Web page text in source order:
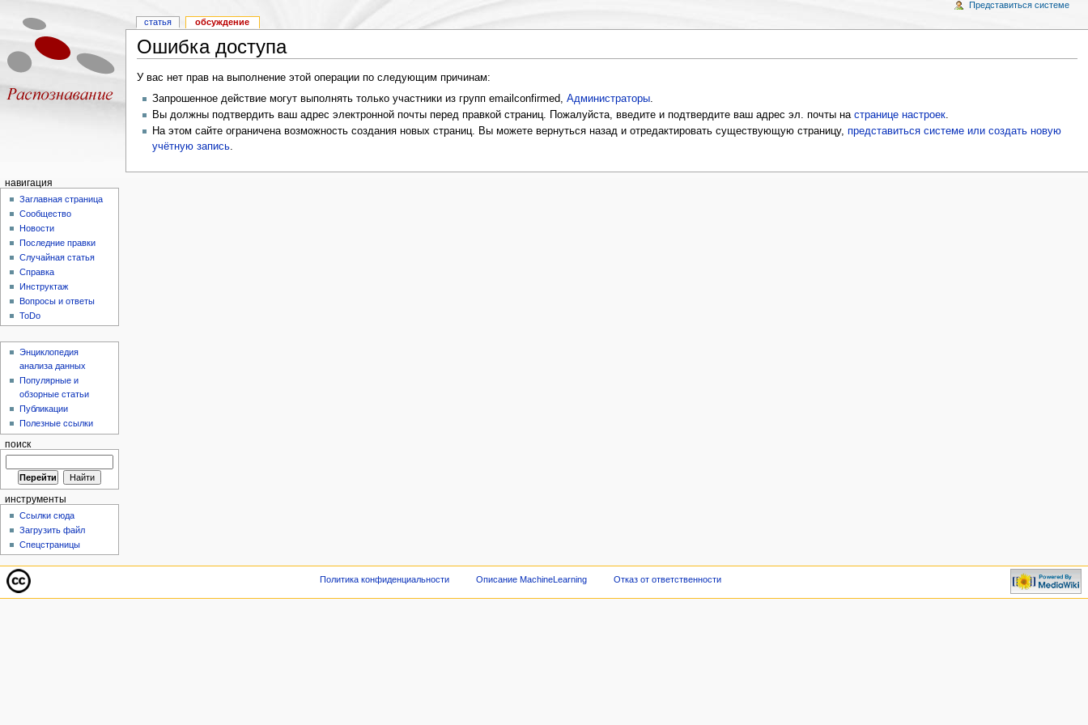
Ошибка доступа
У вас нет прав на выполнение этой операции по следующим причинам:
Запрошенное действие могут выполнять только участники из групп emailconfirmed, Администраторы.
Вы должны подтвердить ваш адрес электронной почты перед правкой страниц. Пожалуйста, введите и подтвердите ваш адрес эл. почты на странице настроек.
На этом сайте ограничена возможность создания новых страниц. Вы можете вернуться назад и отредактировать существующую страницу, представиться системе или создать новую
учётную запись.
статья обсуждение
Представиться системе
навигация
Заглавная страница
Сообщество
Новости
Последние правки
Случайная статья
Справка
Инструктаж
Вопросы и ответы
ToDo
Энциклопедия
анализа данных
Популярные и
обзорные статьи
Публикации
Полезные ссылки
поиск
инструменты
Ссылки сюда
Загрузить файл
Спецстраницы
Политика конфиденциальности Описание MachineLearning Отказ от ответственности